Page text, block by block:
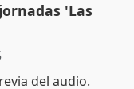
'Las